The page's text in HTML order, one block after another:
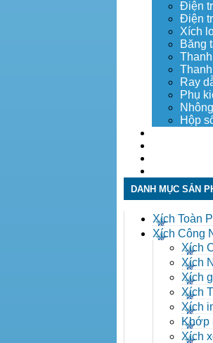
Điện
Điện
Xích
Băng
Ray
Phụ
Hộp
DANH MỤC SẢN
Xích Toàn
ANSI
Xích Công
Xích
Xich
Xích
Xích
Xích
Xích
Khớp
Xích